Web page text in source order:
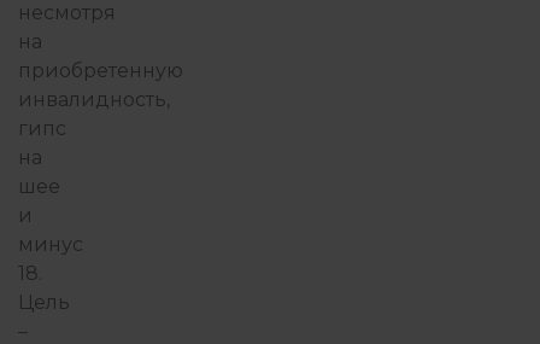
несмотря
на
приобретенную
инвалидность,
гипс
на
шее
и
минус
18.
Цель
–